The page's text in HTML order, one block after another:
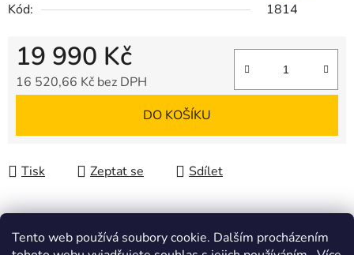
Tento web používá soubory cookie. Dalším procházením
Kód:
1814
19 990 Kč
16 520,66 Kč bez DPH
DO KOŠÍKU
Tisk Zeptat se Sdílet